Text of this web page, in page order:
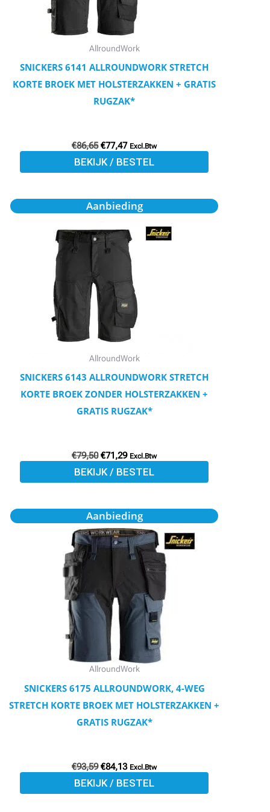
AllroundWork
SNICKERS 6141 ALLROUNDWORK STRETCH
KORTE BROEK MET HOLSTERZAKKEN + GRATIS
RUGZAK*
€86,65 €77,47 Excl.Btw
BEKIJK / BESTEL
kan
gekozen
worden
op
de
productpagina
Aanbieding
AllroundWork
SNICKERS 6143 ALLROUNDWORK STRETCH
KORTE BROEK ZONDER HOLSTERZAKKEN +
GRATIS RUGZAK*
€79,50
Oorspronkelijke
prijs
€79,50.
€71,29
Huidige
prijs
€71,29.
Excl.Btw
BEKIJK / BESTEL
Dit
heeft
meerdere
variaties.
Deze
optie
kan
gekozen
worden
op
de
productpagina
Aanbieding
AllroundWork
SNICKERS 6175 ALLROUNDWORK, 4-WEG
STRETCH KORTE BROEK MET HOLSTERZAKKEN +
GRATIS RUGZAK*
€93,59
Oorspronkelijke
prijs
was:
€93,59.
€84,13
Huidige
prijs
is:
€84,13.
Excl.Btw
BEKIJK / BESTEL
Dit
product
heeft
meerdere
variaties.
Deze
optie
kan
gekozen
worden
productpagina